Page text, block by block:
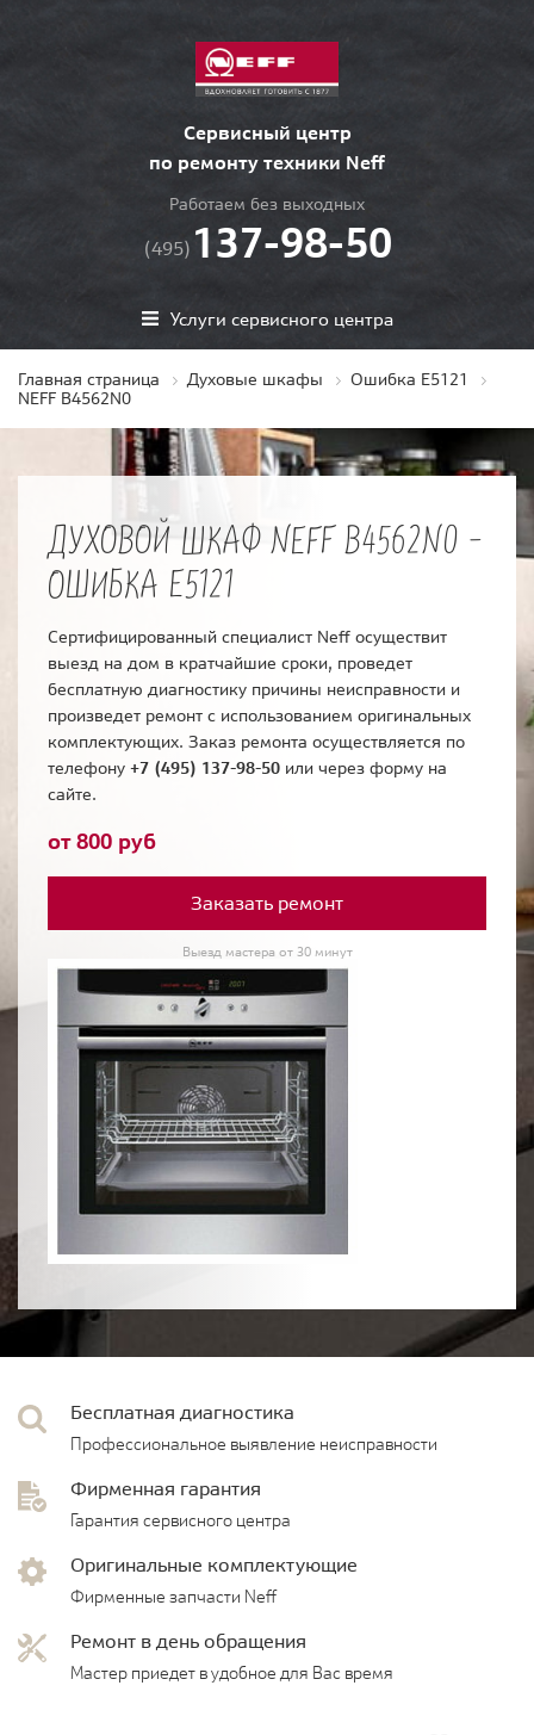
Сервисный центр
по ремонту техники Neff
Работаем без выходных
(495) 137-98-50
Услуги сервисного центра
Главная страница Духовые шкафы
Ошибка E5121
NEFF B4562N0
ДУХОВОЙ ШКАФ NEFF B4562N0 -
ОШИБКА E5121
Сертифицированный специалист Neff осуществит
выезд на дом в кратчайшие сроки, проведет
бесплатную диагностику причины неисправности и
произведет ремонт с использованием оригинальных
комплектующих. Заказ ремонта осуществляется по
телефону +7 (495) 137-98-50 или через форму на
сайте.
от 800 руб
Заказать ремонт
Выезд мастера от 30 минут
Бесплатная диагностика
Профессиональное выявление неисправности
Фирменная гарантия
Гарантия сервисного центра
Оригинальные комплектующие
Фирменные запчасти Neff
Ремонт в день обращения
Мастер приедет в удобное для Вас время